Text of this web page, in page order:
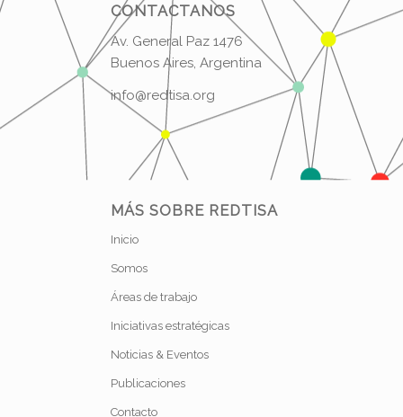
CONTACTANOS
Av. General Paz 1476
Buenos Aires, Argentina
info@redtisa.org
MÁS SOBRE REDTISA
Inicio
Somos
Áreas de trabajo
Iniciativas estratégicas
Noticias & Eventos
Publicaciones
Contacto